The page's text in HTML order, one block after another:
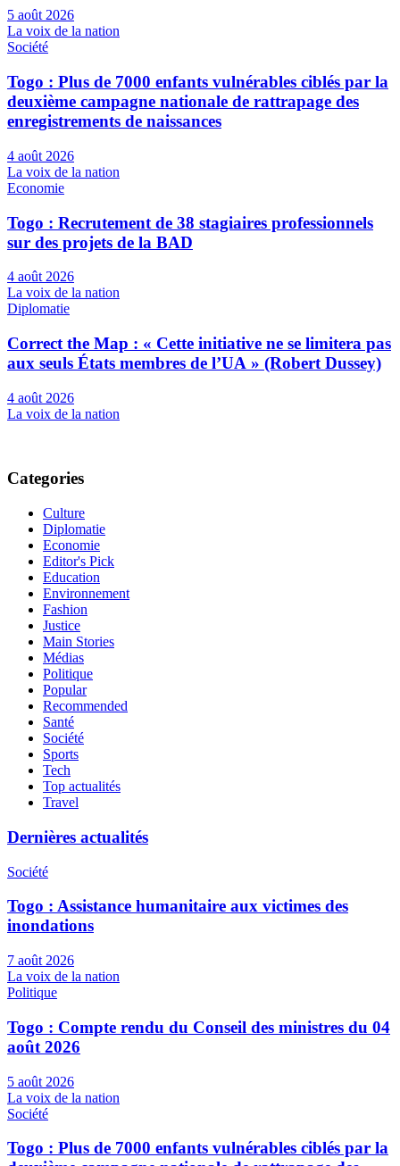
5 août 2026
La voix de la nation
Société
Togo : Plus de 7000 enfants vulnérables ciblés par la
deuxième campagne nationale de rattrapage des
enregistrements de naissances
4 août 2026
La voix de la nation
Economie
Togo : Recrutement de 38 stagiaires professionnels
sur des projets de la BAD
4 août 2026
La voix de la nation
Diplomatie
Correct the Map : « Cette initiative ne se limitera pas
aux seuls États membres de l’UA » (Robert Dussey)
4 août 2026
La voix de la nation
Categories
Culture
Diplomatie
Economie
Editor's Pick
Education
Environnement
Fashion
Justice
Main Stories
Médias
Politique
Popular
Recommended
Santé
Société
Sports
Tech
Top actualités
Travel
Dernières actualités
Société
Togo : Assistance humanitaire aux victimes des
inondations
7 août 2026
La voix de la nation
Politique
Togo : Compte rendu du Conseil des ministres du 04
août 2026
5 août 2026
La voix de la nation
Société
Togo : Plus de 7000 enfants vulnérables ciblés par la